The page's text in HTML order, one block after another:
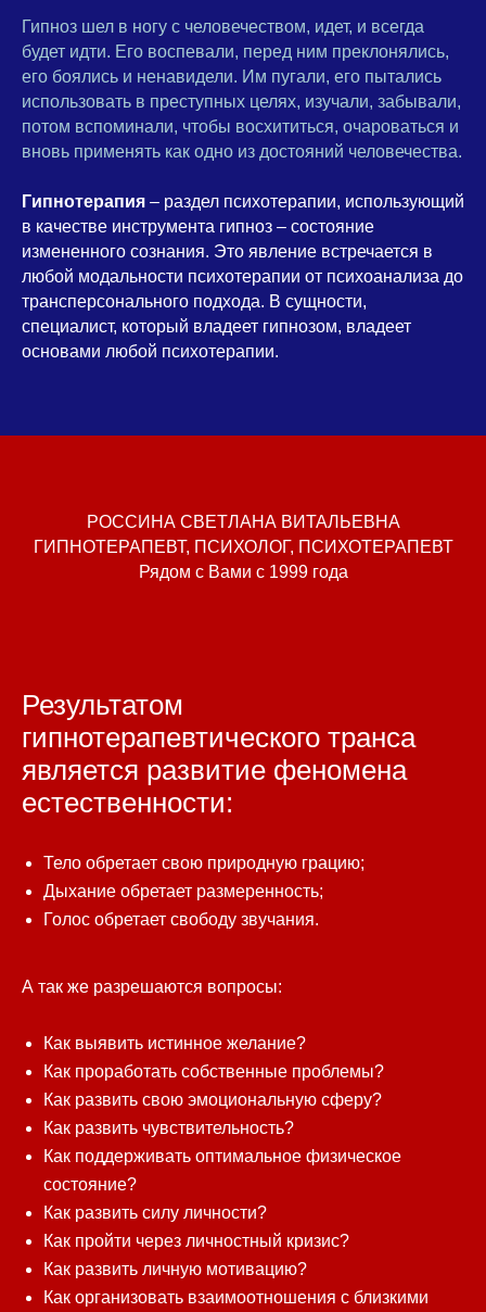
Гипноз шел в ногу с человечеством, идет, и всегда
будет идти. Его воспевали, перед ним преклонялись,
его боялись и ненавидели. Им пугали, его пытались
использовать в преступных целях, изучали, забывали,
потом вспоминали, чтобы восхититься, очароваться и
вновь применять как одно из достояний человечества.
Гипнотерапия – раздел психотерапии, использующий
в качестве инструмента гипноз – состояние
измененного сознания. Это явление встречается в
любой модальности психотерапии от психоанализа до
трансперсонального подхода. В сущности,
специалист, который владеет гипнозом, владеет
основами любой психотерапии.
РОССИНА СВЕТЛАНА ВИТАЛЬЕВНА
ГИПНОТЕРАПЕВТ, ПСИХОЛОГ, ПСИХОТЕРАПЕВТ
Рядом с Вами с 1999 года
Результатом
гипнотерапевтического транса
является развитие феномена
естественности:
Тело обретает свою природную грацию;
Дыхание обретает размеренность;
Голос обретает свободу звучания.
А так же разрешаются вопросы:
Как выявить истинное желание?
Как проработать собственные проблемы?
Как развить свою эмоциональную сферу?
Как развить чувствительность?
Как поддерживать оптимальное физическое
состояние?
Как развить силу личности?
Как пройти через личностный кризис?
Как развить личную мотивацию?
Как организовать взаимоотношения с близкими